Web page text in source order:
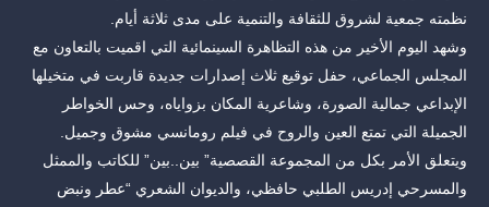
نظمته جمعية لشروق للثقافة والتنمية على مدى ثلاثة أيام.
وشهد اليوم الأخير من هذه التظاهرة السينمائية التي اقميت بالتعاون مع
المجلس الجماعي، حفل توقيع ثلاث إصدارات جديدة قاربت في متخيلها
الإبداعي جمالية الصورة، وشاعرية المكان بزواياه، وحس الخواطر
الجميلة التي تمتع العين والروح في فيلم رومانسي مشوق وجميل.
ويتعلق الأمر بكل من المجموعة القصصية” بين..بين” للكاتب والممثل
والمسرحي إدريس الطلبي حافظي، والديوان الشعري “عطر ونبض